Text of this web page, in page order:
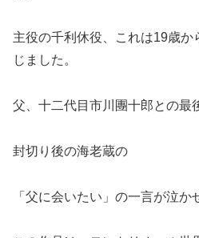
主役の千利休役、これは19歳
じました。
父、十二代目市川團十郎との最
封切り後の海老蔵の
「父に会いたい」の一言が泣か